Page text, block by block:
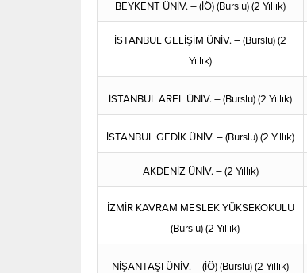
BEYKENT ÜNİV. – (İÖ) (Burslu) (2 Yıllık)
İSTANBUL GELİŞİM ÜNİV. – (Burslu) (2
Yıllık)
İSTANBUL AREL ÜNİV. – (Burslu) (2 Yıllık)
İSTANBUL GEDİK ÜNİV. – (Burslu) (2 Yıllık)
AKDENİZ ÜNİV. – (2 Yıllık)
İZMİR KAVRAM MESLEK YÜKSEKOKULU
– (Burslu) (2 Yıllık)
NİŞANTAŞI ÜNİV. – (İÖ) (Burslu) (2 Yıllık)